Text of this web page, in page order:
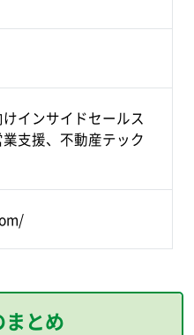
インサイドセールス
支援、不動産テック
とめ